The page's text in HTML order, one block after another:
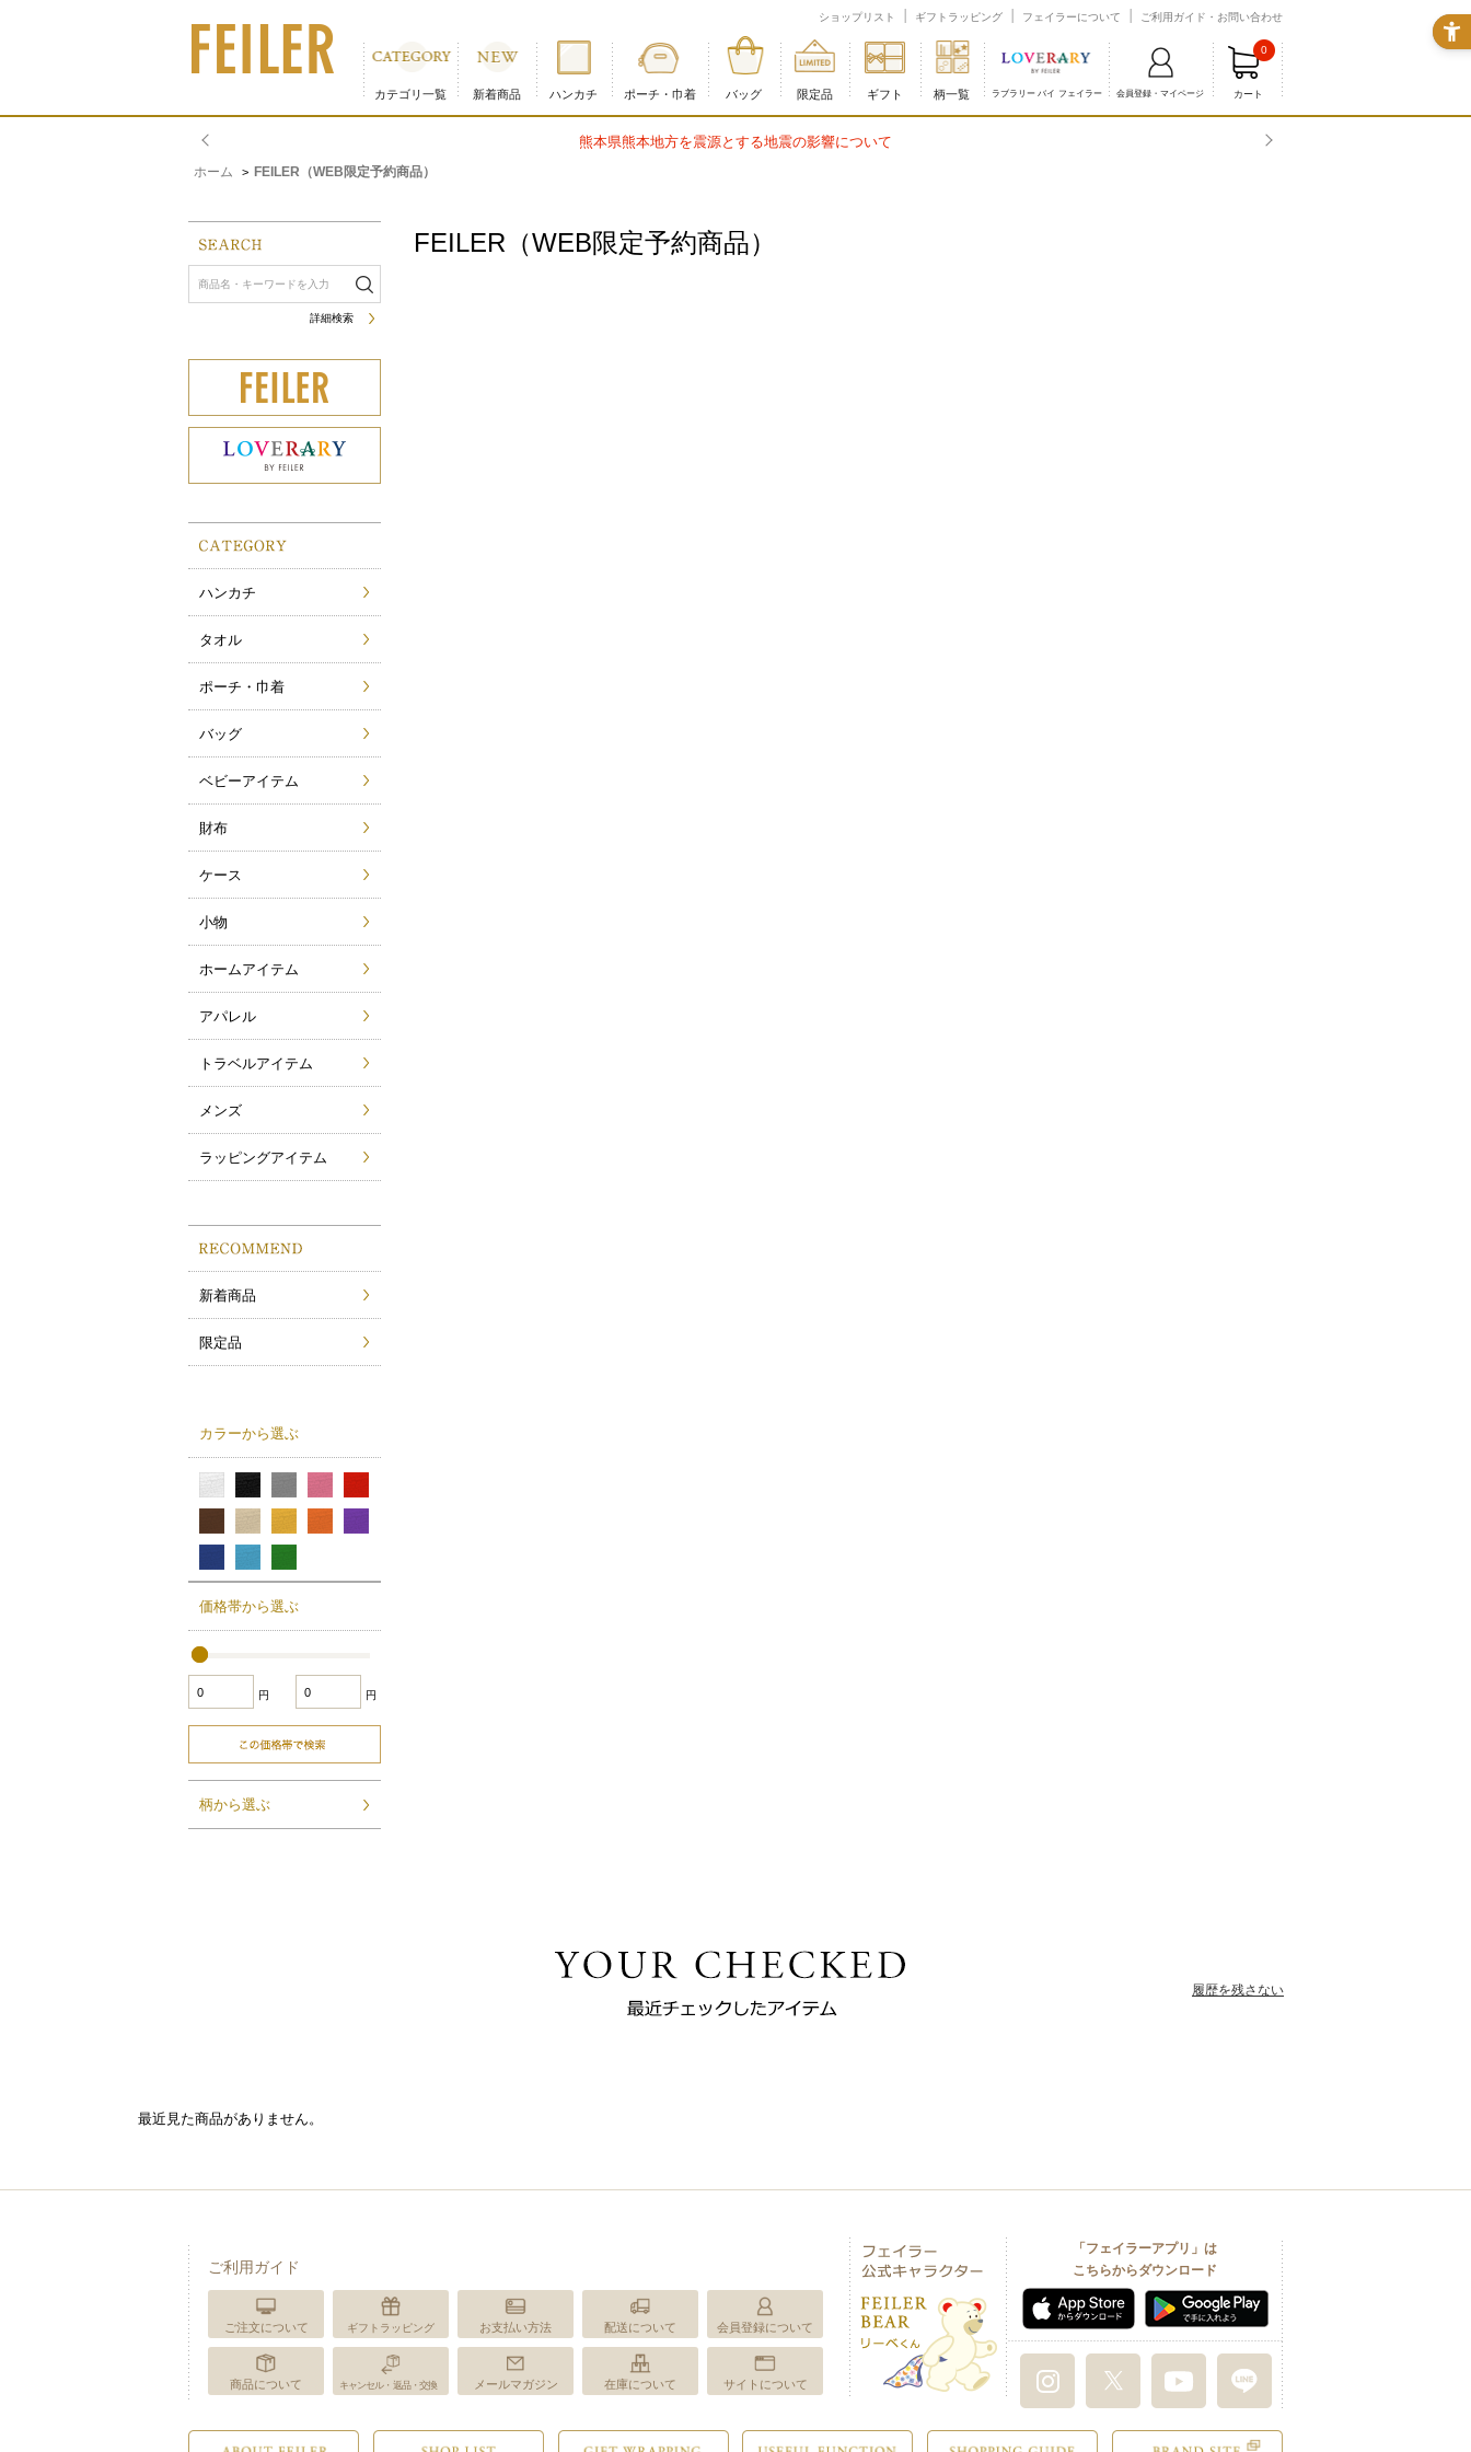
ショップリスト ギフトラッピング フェイラーについて ご利用ガイド・お問い合わせ
カテゴリ一覧 新着商品 ハンカチ ポーチ・巾着 バッグ 限定品 ギフト 柄一覧 ラブラリー バイ フェイラー 会員登録・マイページ カート
0
熊本県熊本地方を震源とする地震の影響について
ホーム > FEILER（WEB限定予約商品）
FEILER（WEB限定予約商品）
詳細検索
ハンカチ
タオル
ポーチ・巾着
バッグ
ベビーアイテム
財布
ケース
小物
ホームアイテム
アパレル
トラベルアイテム
メンズ
ラッピングアイテム
新着商品
限定品
カラーから選ぶ
価格帯から選ぶ
円 円
柄から選ぶ
最近見た商品がありません。
履歴を残さない
ご利用ガイド
ご注文について ギフトラッピング お支払い方法 配送について 会員登録について
商品について キャンセル・返品・交換 メールマガジン 在庫について サイトについて
「フェイラーアプリ」は
こちらからダウンロード